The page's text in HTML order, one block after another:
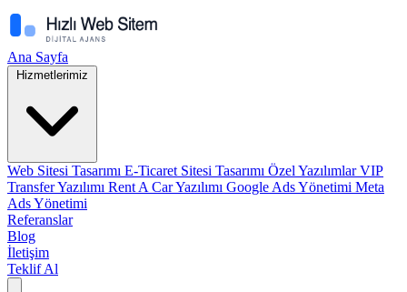
Ana Sayfa
Hizmetlerimiz
Web Sitesi Tasarımı E-Ticaret Sitesi Tasarımı Özel YazılımlarVIP
Transfer Yazılımı Rent A Car Yazılımı Google Ads Yönetimi Meta
Ads Yönetimi
Referanslar
Blog
İletişim
Teklif Al